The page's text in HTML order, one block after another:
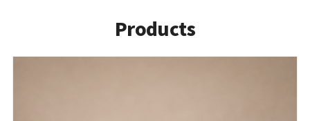
Products